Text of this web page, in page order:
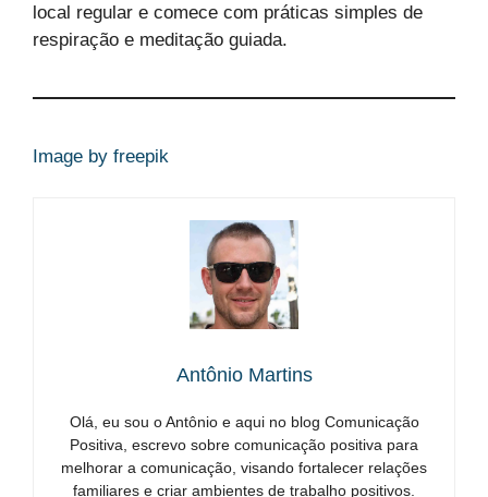
local regular e comece com práticas simples de
respiração e meditação guiada.
Image by freepik
Antônio Martins
Olá, eu sou o Antônio e aqui no blog Comunicação
Positiva, escrevo sobre comunicação positiva para
melhorar a comunicação, visando fortalecer relações
familiares e criar ambientes de trabalho positivos.